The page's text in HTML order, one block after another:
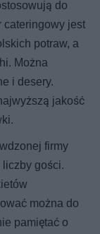
do
cateringowy jest
potraw, a
Można
i desery.
jakość
firmy
gości.
można do
pamiętać o